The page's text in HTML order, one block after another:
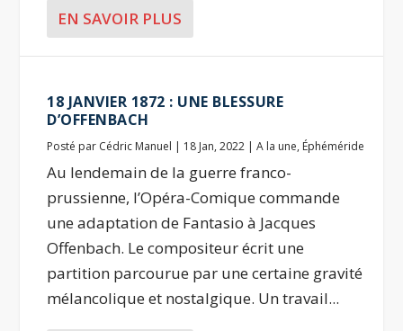
EN SAVOIR PLUS
18 JANVIER 1872 : UNE BLESSURE
D’OFFENBACH
Posté par Cédric Manuel | 18 Jan, 2022 |A la une, Éphéméride
Au lendemain de la guerre franco-
prussienne, l’Opéra-Comique commande
une adaptation de Fantasio à Jacques
Offenbach. Le compositeur écrit une
partition parcourue par une certaine gravité
mélancolique et nostalgique. Un travail...